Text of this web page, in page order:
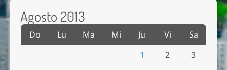
Agosto 2013
Do Lu Ma Mi Ju Vi
Sa
1
2
3